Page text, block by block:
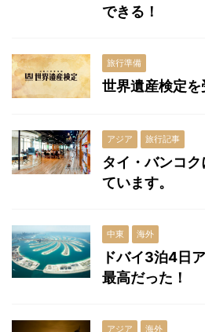
できる！
旅行準備
世界遺産検定を
アジア 旅行記事
タイ・バンコ
ています。
中東 海外
ドバイ3泊4日
最高だった！
アジア 海外